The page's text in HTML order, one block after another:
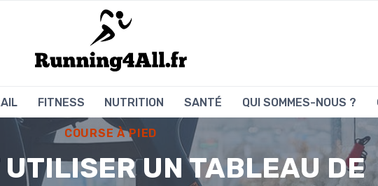
FITNESS NUTRITION SANTÉ QUI SOMMES-NOUS ?
COURSE À PIED
UTILISER UN TABLEAU DE